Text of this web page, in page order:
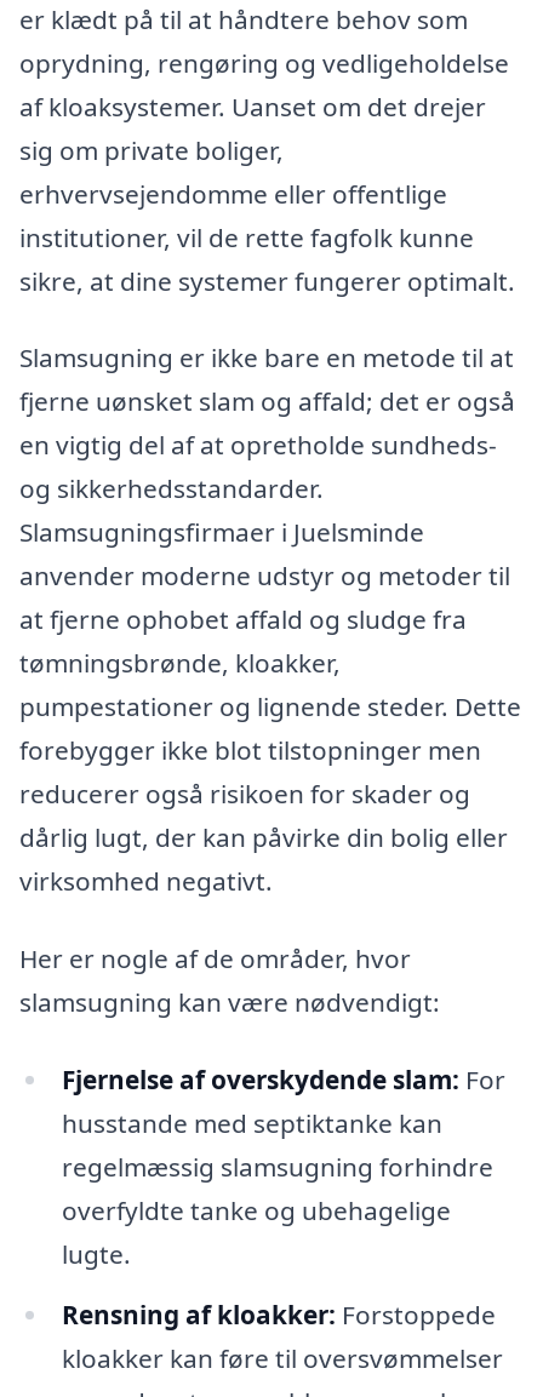
er klædt på til at håndtere behov som
oprydning, rengøring og vedligeholdelse
af kloaksystemer. Uanset om det drejer
sig om private boliger,
erhvervsejendomme eller offentlige
institutioner, vil de rette fagfolk kunne
sikre, at dine systemer fungerer optimalt.
Slamsugning er ikke bare en metode til at
fjerne uønsket slam og affald; det er også
en vigtig del af at opretholde sundheds-
og sikkerhedsstandarder.
Slamsugningsfirmaer i Juelsminde
anvender moderne udstyr og metoder til
at fjerne ophobet affald og sludge fra
tømningsbrønde, kloakker,
pumpestationer og lignende steder. Dette
forebygger ikke blot tilstopninger men
reducerer også risikoen for skader og
dårlig lugt, der kan påvirke din bolig eller
virksomhed negativt.
Her er nogle af de områder, hvor
slamsugning kan være nødvendigt:
Fjernelse af overskydende slam: For
husstande med septiktanke kan
regelmæssig slamsugning forhindre
overfyldte tanke og ubehagelige
lugte.
Rensning af kloakker: Forstoppede
kloakker kan føre til oversvømmelser